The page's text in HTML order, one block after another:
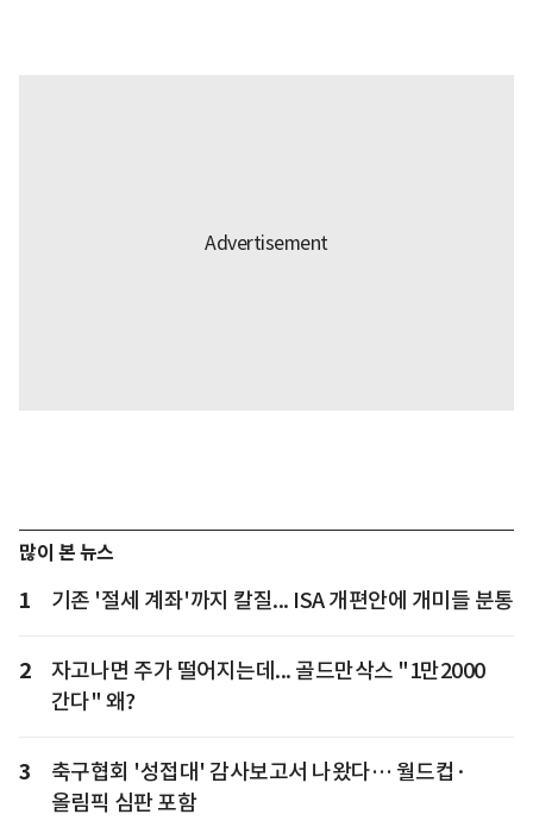
많이 본 뉴스
1 기존 '절세 계좌'까지 칼질... ISA 개편안에 개미들 분통
2
자고나면 주가 떨어지는데... 골드만삭스 "1만2000
간다" 왜?
3
축구협회 '성접대' 감사보고서 나왔다… 월드컵·
올림픽 심판 포함